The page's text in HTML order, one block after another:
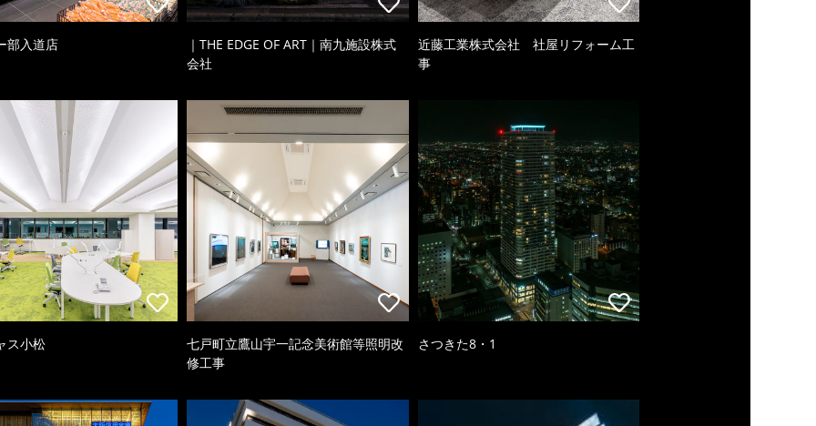
部入道店
｜THE EDGE OF ART｜南九施設株式
会社
近藤工業株式会社 社屋リフォーム工
事
ス小松
七戸町立鷹山宇一記念美術館等照明改
修工事
さつきた8・1